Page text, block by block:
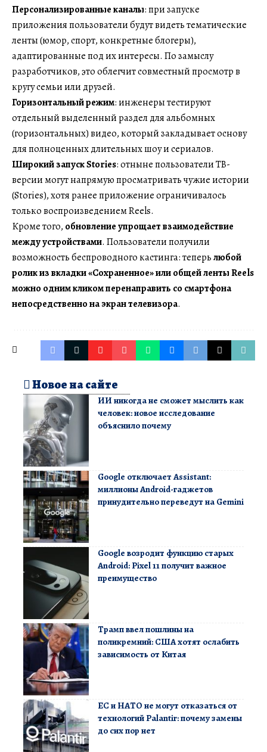
Персонализированные каналы: при запуске
приложения пользователи будут видеть тематические
ленты (юмор, спорт, конкретные блогеры),
адаптированные под их интересы. По замыслу
разработчиков, это облегчит совместный просмотр в
кругу семьи или друзей.
Горизонтальный режим: инженеры тестируют
отдельный выделенный раздел для альбомных
(горизонтальных) видео, который закладывает основу
для полноценных длительных шоу и сериалов.
Широкий запуск Stories: отныне пользователи ТВ-
версии могут напрямую просматривать чужие истории
(Stories), хотя ранее приложение ограничивалось
только воспроизведением Reels.
Кроме того, обновление упрощает взаимодействие
между устройствами. Пользователи получили
возможность беспроводного кастинга: теперьлюбой
ролик из вкладки «Сохраненное» или общей ленты Reels
можно одним кликом перенаправить со смартфона
непосредственно на экран телевизора.
Новое на сайте
ИИ никогда не сможет мыслить как
человек: новое исследование
объяснило почему
Google отключает Assistant:
миллионы Android-гаджетов
принудительно переведут на Gemini
Google возродит функцию старых
Android: Pixel 11 получит важное
преимущество
Трамп ввел пошлины на
поликремний: США хотят ослабить
зависимость от Китая
ЕС и НАТО не могут отказаться от
технологий Palantir: почему замены
до сих пор нет